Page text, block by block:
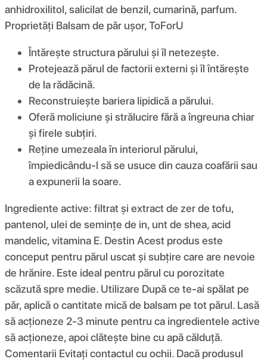
anhidroxilitol, salicilat de benzil, cumarină, parfum.
Proprietăți Balsam de păr ușor, ToForU
Întărește structura părului și îl netezește.
Protejează părul de factorii externi și îl întărește
de la rădăcină.
Reconstruiește bariera lipidică a părului.
Oferă moliciune și strălucire fără a îngreuna chiar
și firele subțiri.
Reține umezeala în interiorul părului,
împiedicându-l să se usuce din cauza coafării sau
a expunerii la soare.
Ingrediente active: filtrat și extract de zer de tofu,
pantenol, ulei de semințe de in, unt de shea, acid
mandelic, vitamina E. Destin Acest produs este
conceput pentru părul uscat și subțire care are nevoie
de hrănire. Este ideal pentru părul cu porozitate
scăzută spre medie. Utilizare După ce te-ai spălat pe
păr, aplică o cantitate mică de balsam pe tot părul. Lasă
să acționeze 2-3 minute pentru ca ingredientele active
să acționeze, apoi clătește bine cu apă călduță.
Comentarii Evitați contactul cu ochii. Dacă produsul